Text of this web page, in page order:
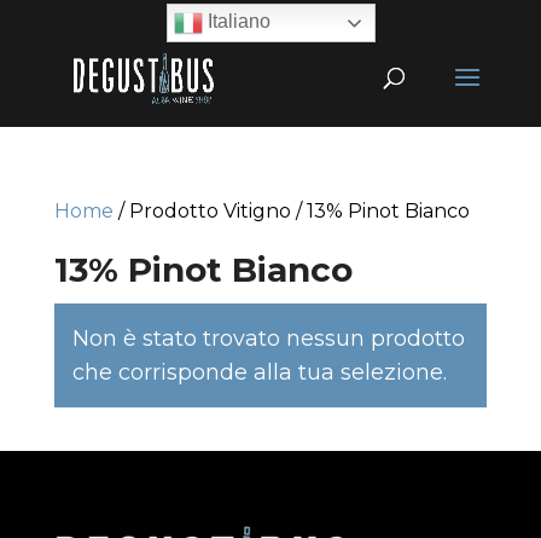
Home / Prodotto Vitigno / 13% Pinot Bianco
13% Pinot Bianco
Non è stato trovato nessun prodotto
che corrisponde alla tua selezione.
Italiano